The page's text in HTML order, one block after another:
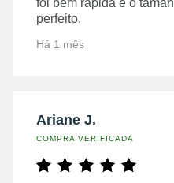
foi bem rápida e o
perfeito.
Há 1 mês
Ariane J.
COMPRA VERIFICADA